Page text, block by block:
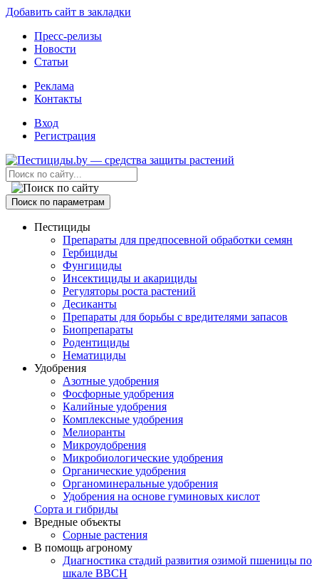
Добавить сайт в закладки
Пресс-релизы
Новости
Статьи
Реклама
Контакты
Вход
Регистрация
Поиск по параметрам
Пестициды
Препараты для предпосевной обработки семян
Гербициды
Фунгициды
Инсектициды и акарициды
Регуляторы роста растений
Десиканты
Препараты для борьбы с вредителями запасов
Биопрепараты
Родентициды
Нематициды
Удобрения
Азотные удобрения
Фосфорные удобрения
Калийные удобрения
Комплексные удобрения
Мелиоранты
Микроудобрения
Микробиологические удобрения
Органические удобрения
Органоминеральные удобрения
Удобрения на основе гуминовых кислот
Сорта и гибриды
Вредные объекты
Сорные растения
В помощь агроному
Диагностика стадий развития озимой пшеницы по
шкале ВВСН